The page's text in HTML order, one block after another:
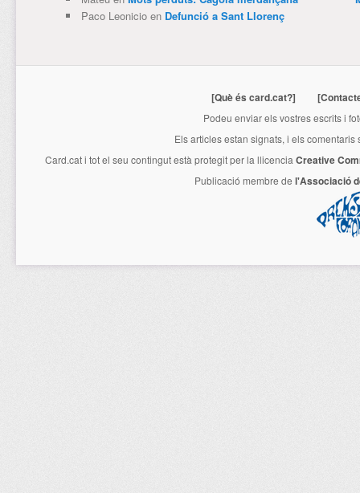
Paco Leonicioen Defunció a Sant Llorenç
[Què és card.cat?]
Podeu enviar els vostres escrits i
Els articles estan signats, i els
Card.cati tot el seu contingut està protegit per la llicencia Creative
Publicació membre de l'Associació